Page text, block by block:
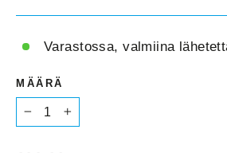
Varastossa, valmiina
MÄÄRÄ